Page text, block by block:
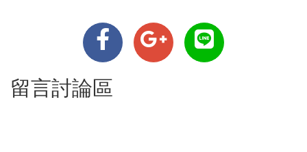
留言討論區